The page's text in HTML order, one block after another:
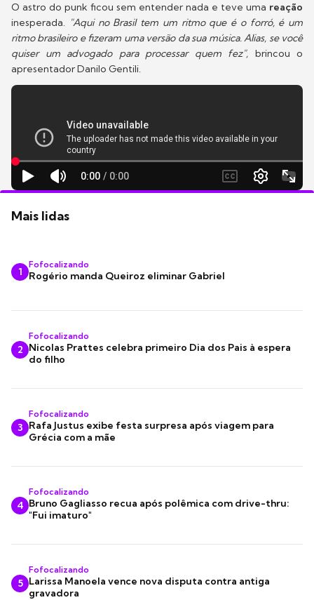
O astro do punk ficou sem entender nada e teve uma reação
inesperada. "Aqui no Brasil tem um ritmo que é o forró, é um
ritmo brasileiro e fizeram uma versão da sua música. Alias, se você
quiser um advogado para processar quem fez", brincou o
apresentador Danilo Gentili.
Mais lidas
1
Fofocalizando
Rogério manda Queiroz eliminar Gabriel
2
Fofocalizando
Nicolas Prattes celebra primeiro Dia dos Pais à espera
do filho
3
Fofocalizando
Rafa Justus exibe festa surpresa após viagem para
Grécia com a mãe
4
Fofocalizando
Bruno Gagliasso recua após polêmica com drive-thru:
"Fui imaturo"
5
Fofocalizando
Larissa Manoela vence nova disputa contra antiga
gravadora